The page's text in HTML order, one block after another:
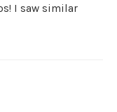
I saw similar